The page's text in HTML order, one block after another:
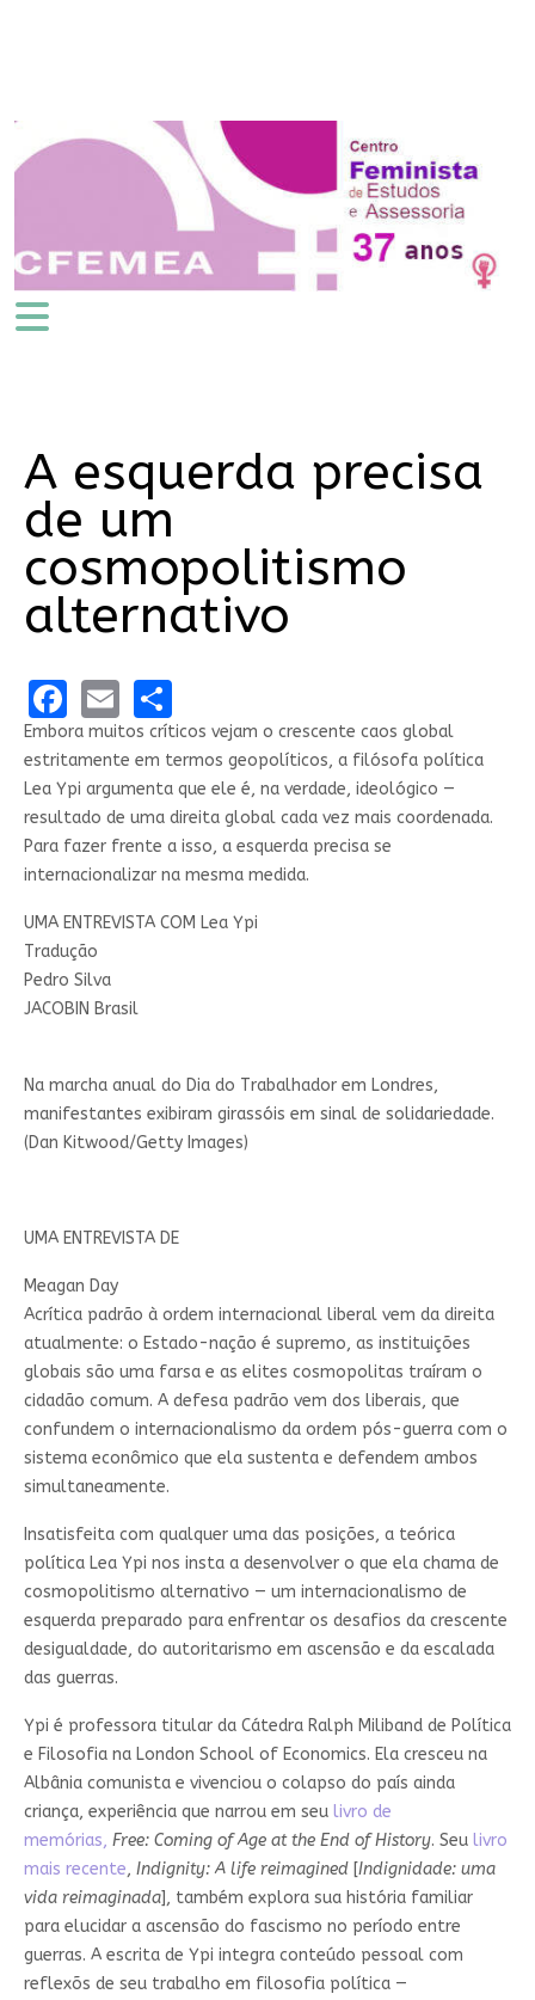
A esquerda precisa
de um
cosmopolitismo
alternativo
Facebook
EmailShare
Embora muitos críticos vejam o crescente caos global
estritamente em termos geopolíticos, a filósofa política
Lea Ypi argumenta que ele é, na verdade, ideológico —
resultado de uma direita global cada vez mais coordenada.
Para fazer frente a isso, a esquerda precisa se
internacionalizar na mesma medida.
UMA ENTREVISTA COM Lea Ypi
Tradução
Pedro Silva
JACOBIN Brasil
Na marcha anual do Dia do Trabalhador em Londres,
manifestantes exibiram girassóis em sinal de solidariedade.
(Dan Kitwood/Getty Images)
UMA ENTREVISTA DE
Meagan Day
Acrítica padrão à ordem internacional liberal vem da direita
atualmente: o Estado-nação é supremo, as instituições
globais são uma farsa e as elites cosmopolitas traíram o
cidadão comum. A defesa padrão vem dos liberais, que
confundem o internacionalismo da ordem pós-guerra com o
sistema econômico que ela sustenta e defendem ambos
simultaneamente.
Insatisfeita com qualquer uma das posições, a teórica
política Lea Ypi nos insta a desenvolver o que ela chama de
cosmopolitismo alternativo — um internacionalismo de
esquerda preparado para enfrentar os desafios da crescente
desigualdade, do autoritarismo em ascensão e da escalada
das guerras.
Ypi é professora titular da Cátedra Ralph Miliband de Política
e Filosofia na London School of Economics. Ela cresceu na
Albânia comunista e vivenciou o colapso do país ainda
criança, experiência que narrou em seu livro de
memórias, Free: Coming of Age at the End of History. Seu livro
mais recente, Indignity: A life reimagined[Indignidade: uma
vida reimaginada], também explora sua história familiar
para elucidar a ascensão do fascismo no período entre
guerras. A escrita de Ypi integra conteúdo pessoal com
reflexõs de seu trabalho em filosofia política —